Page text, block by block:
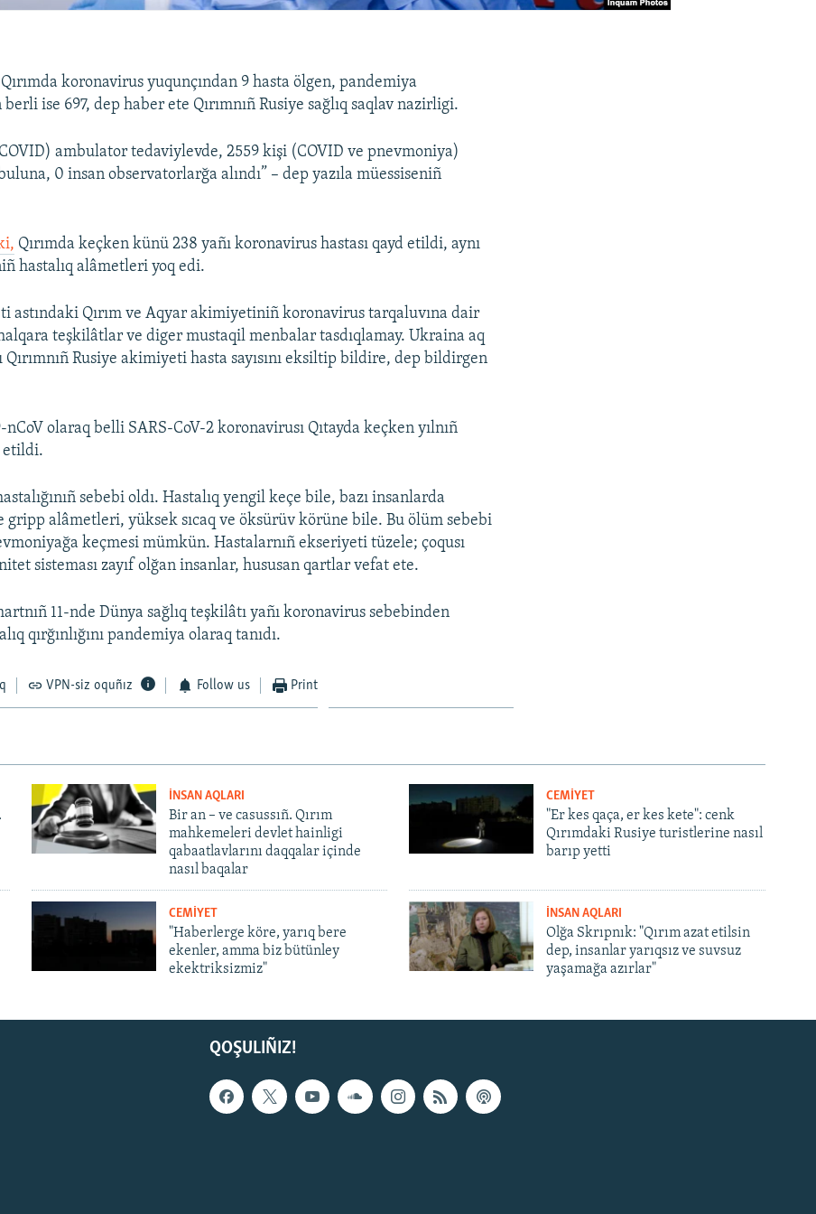
koronavirus yuqunçından 9 hasta ölgen, pandemiya
ise 697, dep haber ete Qırımnıñ Rusiye sağlıq saqlav nazirligi.
ambulator tedaviylevde, 2559 kişi (COVID ve pnevmoniya)
0 insan observatorlarğa alındı” – dep yazıla müessiseniñ
Qırımda keçken künü 238 yañı koronavirus hastası qayd etildi, aynı
hastalıq alâmetleri yoq edi.
astındaki Qırım ve Aqyar akimiyetiniñ koronavirus tarqaluvına dair
teşkilâtlar ve diger mustaqil menbalar tasdıqlamay. Ukraina aq
Qırımnıñ Rusiye akimiyeti hasta sayısını eksiltip bildire, dep bildirgen
nCoV olaraq belli SARS-CoV-2 koronavirusı Qıtayda keçken yılnıñ
etildi.
sebebi oldı. Hastalıq yengil keçe bile, bazı insanlarda
gripp alâmetleri, yüksek sıcaq ve öksürüv körüne bile. Bu ölüm sebebi
keçmesi mümkün. Hastalarnıñ ekseriyeti tüzele; çoqusı
sisteması zayıf olğan insanlar, hususan qartlar vefat ete.
11-nde Dünya sağlıq teşkilâtı yañı koronavirus sebebinden
qırğınlığını pandemiya olaraq tanıdı.
VPN-siz oquñız Follow us Print
İNSAN AQLARI
Bir an – ve casussıñ. Qırım
mahkemeleri devlet hainligi
qabaatlavlarını daqqalar içinde
nasıl baqalar
CEMİYET
"Er kes qaça, er kes kete": cenk
Qırımdaki Rusiye turistlerine nasıl
barıp yetti
CEMİYET
"Haberlerge köre, yarıq bere
ekenler, amma biz bütünley
ekektriksizmiz"
İNSAN AQLARI
Olğa Skrıpnık: "Qırım azat etilsin
dep, insanlar yarıqsız ve suvsuz
yaşamağa azırlar"
QOŞULIÑIZ!